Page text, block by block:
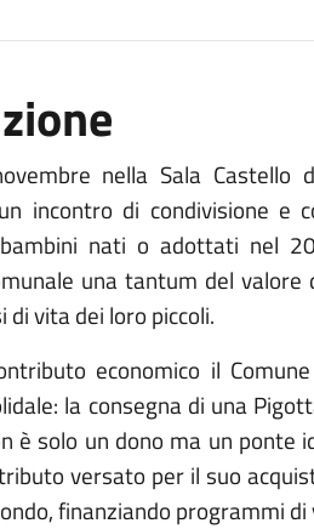
nella Sala Castello
incontro di condivisione e
nati o adottati nel
una tantum del
di vita dei loro piccoli.
economico il
la consegna di una
è solo un dono ma un ponte
versato per il suo
finanziando programmi